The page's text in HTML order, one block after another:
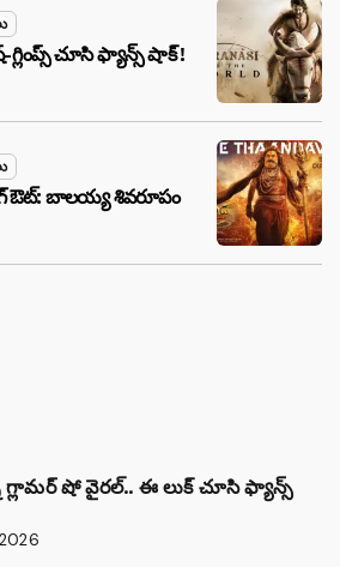
చూసి ఫ్యాన్స్ షాక్ !
ఔట్: బాలయ్య శివరూపం
షో వైరల్.. ఈ లుక్ చూసి ఫ్యాన్స్